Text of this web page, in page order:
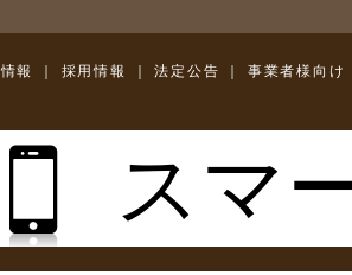
株式会社コモ
報 採用情報 ｜法定公告 事業者様向け
スマ